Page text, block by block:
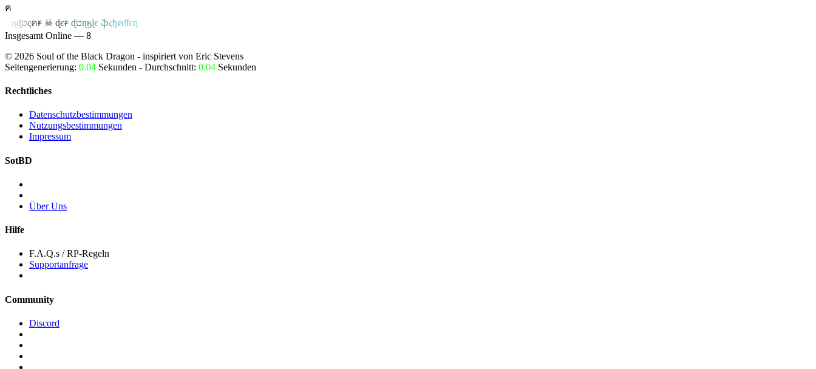
ค
ɳɖטςคꞧ ☠ ɖєꞧ ɖטɳӄɭє ֆςђคƭƭєɳ
Insgesamt Online — 8
© 2026 Soul of the Black Dragon - inspiriert von Eric Stevens
Seitengenerierung: 0.04 Sekunden - Durchschnitt: 0.04 Sekunden
Rechtliches
Datenschutzbestimmungen
Nutzungsbestimmungen
Impressum
SotBD
Über Uns
Hilfe
F.A.Q.s / RP-Regeln
Supportanfrage
Community
Discord